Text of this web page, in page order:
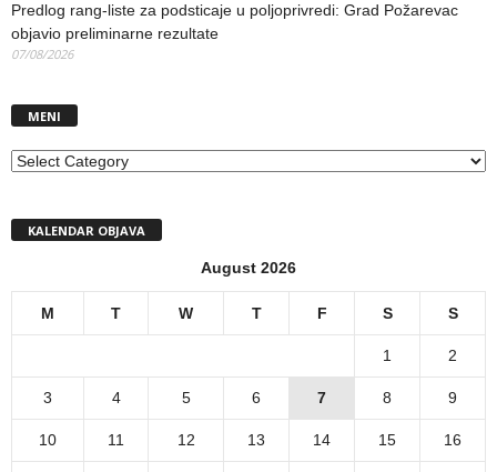
Predlog rang-liste za podsticaje u poljoprivredi: Grad Požarevac
objavio preliminarne rezultate
07/08/2026
MENI
MENI
KALENDAR OBJAVA
August 2026
M T W T F S S
1 2
3 4 5 6 7 8 9
10 11 12 13 14 15 16